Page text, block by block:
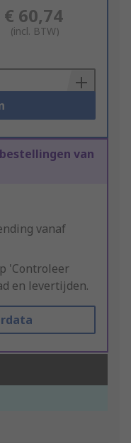
€ 60,74
(incl. BTW)
van
vanaf
'Controleer
en levertijden.